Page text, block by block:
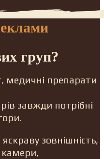
груп?
медичні препарати
завжди потрібні
зовнішність,
камери,